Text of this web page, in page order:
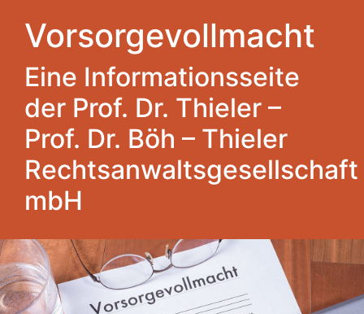
Vorsorgevollmacht
Eine Informationsseite
der Prof. Dr. Thieler –
Prof. Dr. Böh – Thieler
Rechtsanwaltsgesellschaft
mbH